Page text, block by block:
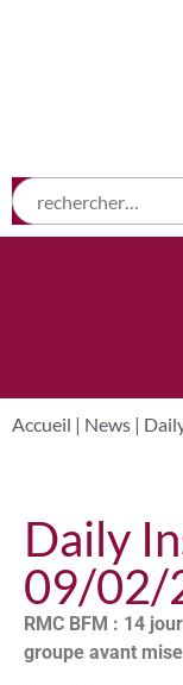
Accueil | News |
Daily
09/02/
RMC BFM : 14
groupe avant